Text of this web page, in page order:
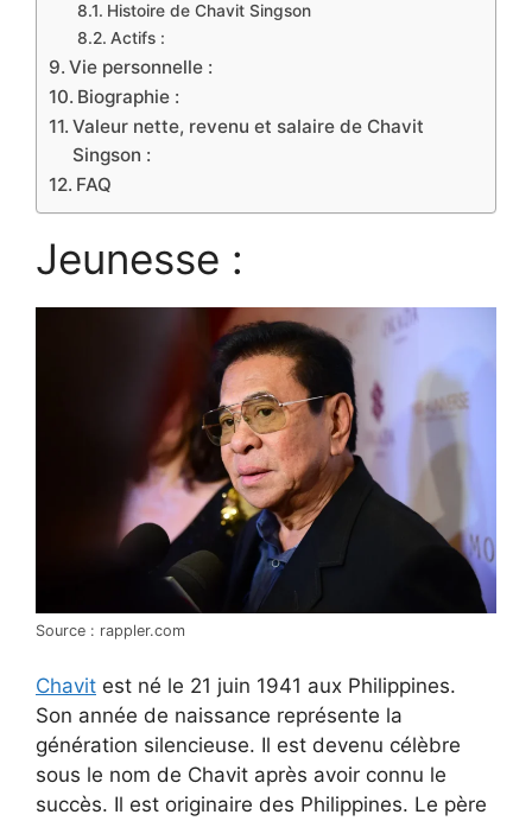
Histoire de Chavit Singson
Actifs :
Vie personnelle :
Biographie :
Valeur nette, revenu et salaire de Chavit
Singson :
FAQ
Jeunesse :
Source : rappler.com
Chavit est né le 21 juin 1941 aux Philippines.
Son année de naissance représente la
génération silencieuse. Il est devenu célèbre
sous le nom de Chavit après avoir connu le
succès. Il est originaire des Philippines. Le père